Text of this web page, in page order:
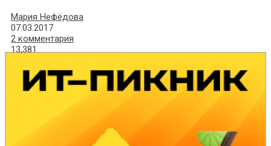
Мария Нефёдова
07.03.2017
2 комментария
13,381